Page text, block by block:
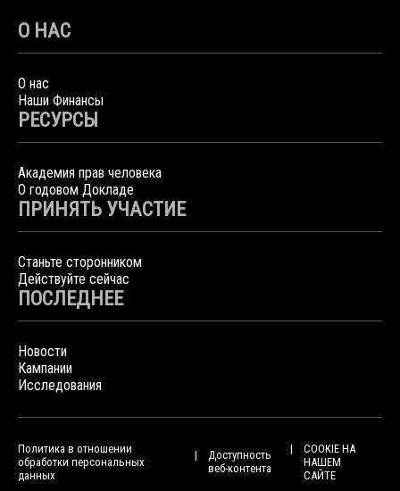
О НАС
О нас
Наши Финансы
РЕСУРСЫ
Академия прав человека
О годовом Докладе
ПРИНЯТЬ УЧАСТИЕ
Станьте сторонником
Действуйте сейчас
ПОСЛЕДНЕЕ
Новости
Кампании
Исследования
Политика в отношении
обработки персональных
данных
Доступность
веб-контента
COOKIE НА
НАШЕМ
САЙТЕ